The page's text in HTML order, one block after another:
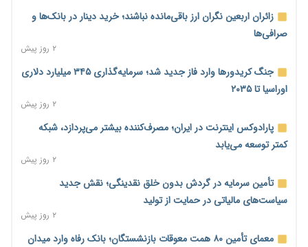
زائران اربعین نگران ارز باقی‌مانده نباشند؛ خرید دینار در بانک‌ها و
صرافی‌ها
۲ روز پیش
جنگ کریدورها وارد فاز جدید شد؛ سرمایه‌گذاری ۳۴۵ میلیارد دلاری
اوراسیا تا ۲۰۳۵
۲ روز پیش
پارادوکس اینترنت در ایران؛ مصرف‌کننده بیشتر می‌پردازد، شبکه
کمتر توسعه می‌یابد
۲ روز پیش
تأمین سرمایه در گردش بدون خلق نقدینگی؛ نقش جدید
سیاست‌های مالیاتی در حمایت از تولید
۲ روز پیش
معمای تأمین ۸۰ همت معوقات بازنشستگان؛ بانک رفاه وارد میدان